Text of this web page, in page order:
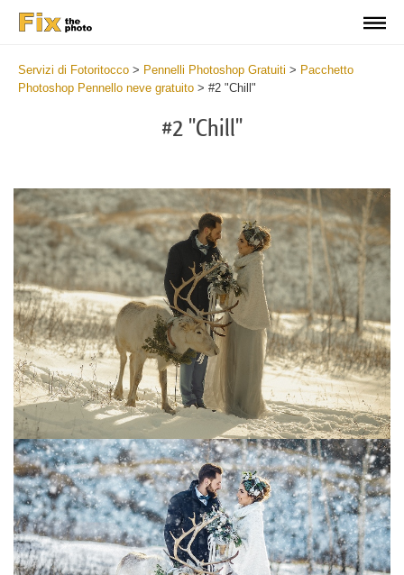
Servizi di Fotoritocco > Pennelli Photoshop Gratuiti > Pacchetto
Photoshop Pennello neve gratuito > #2 "Chill"
#2 "Chill"
Si prega di Selezionare
Free Ps Brush #2
Fluffy Snow
(60 Ps Brushes)